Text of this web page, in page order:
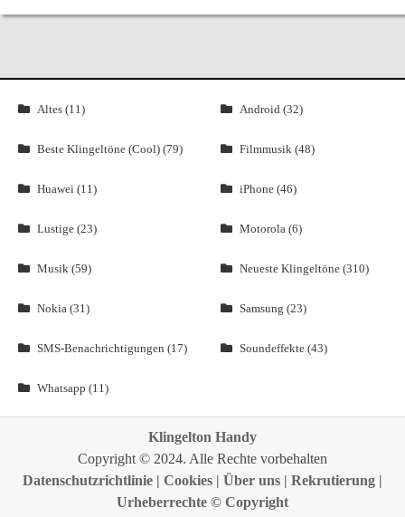
Altes (11) Android (32)
Beste Klingeltöne (Cool) (79) Filmmusik (48)
Huawei (11) iPhone (46)
Lustige (23) Motorola (6)
Musik (59) Neueste Klingeltöne (310)
Nokia (31) Samsung (23)
SMS-Benachrichtigungen (17) Soundeffekte (43)
Whatsapp (11)
Klingelton Handy
Copyright © 2024. Alle Rechte vorbehalten
Datenschutzrichtlinie | Cookies | Über uns | Rekrutierung |
Urheberrechte © Copyright